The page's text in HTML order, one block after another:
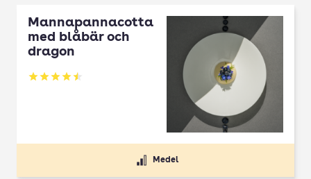
Mannapannacotta
med blåbär och
dragon
Betyg: 4.5 av 5
Medel